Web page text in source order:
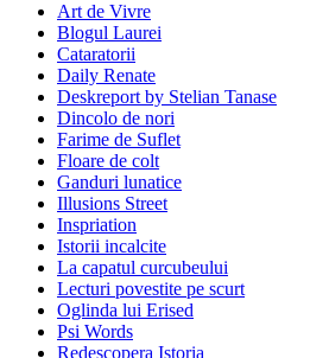
Art de Vivre
Blogul Laurei
Cataratorii
Daily Renate
Deskreport by Stelian Tanase
Dincolo de nori
Farime de Suflet
Floare de colt
Ganduri lunatice
Illusions Street
Inspriation
Istorii incalcite
La capatul curcubeului
Lecturi povestite pe scurt
Oglinda lui Erised
Psi Words
Redescopera Istoria